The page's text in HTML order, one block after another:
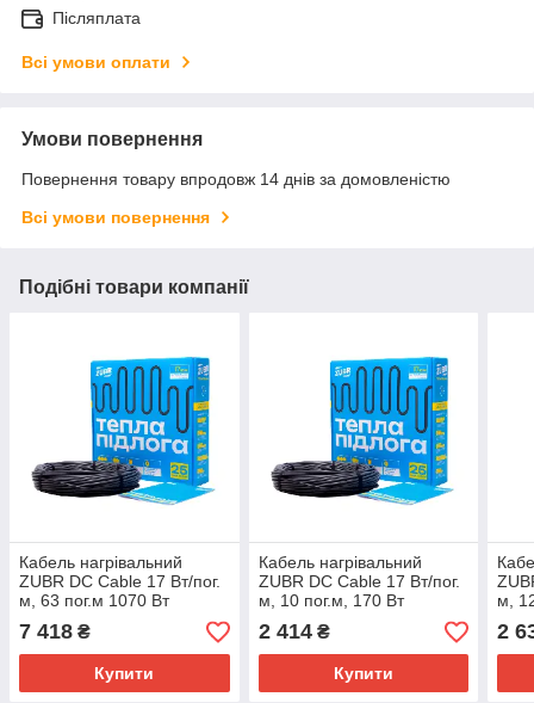
Післяплата
Всі умови оплати
Умови повернення
Повернення товару впродовж 14 днів за домовленістю
Всі умови повернення
Подібні товари компанії
Кабель нагрівальний
ZUBR DC Cable 17 Вт/пог.
м, 63 пог.м 1070 Вт
7 418 ₴
Купити
Кабель нагрівальний
ZUBR DC Cable 17 Вт/пог.
м, 10 пог.м, 170 Вт
2 414₴
Купити
м,
2